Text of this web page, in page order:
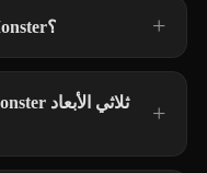
ما الصيغ المتاحة لنماذج Kawaii Monster؟